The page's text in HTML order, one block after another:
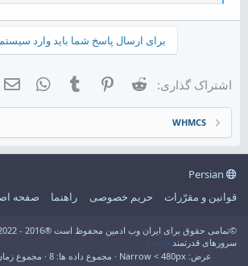
a
c
s
برای ارسال پاسخ شما باید وارد
اشتراک گذاری: Reddit
Pinterest
Tumblr
WHMCS
قوانین و مقرّرات
حریم خصوصی راهنما صفحه
سرورهای قدرتمند فراسو
عرض
مجموع داده ها 8 مجموع